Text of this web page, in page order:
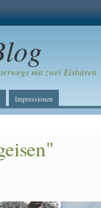
mit zwei Eisbären
Impressionen